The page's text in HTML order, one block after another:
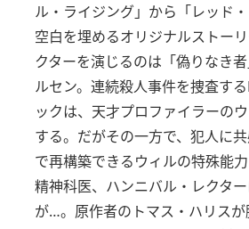
ル・ライジング」から「レッド
空白を埋めるオリジナルストーリ
クターを演じるのは「偽りなき
ルセン。連続殺人事件を捜査す
ックは、天才プロファイラーの
する。だがその一方で、犯人に
で再構築できるウィルの特殊能力
精神科医、ハンニバル・レクタ
が…。原作者のトマス・ハリス